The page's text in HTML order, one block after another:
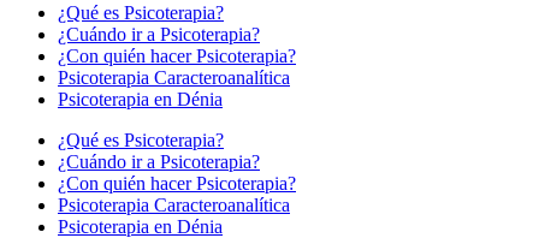
¿Qué es Psicoterapia?
¿Cuándo ir a Psicoterapia?
¿Con quién hacer Psicoterapia?
Psicoterapia Caracteroanalítica
Psicoterapia en Dénia
¿Qué es Psicoterapia?
¿Cuándo ir a Psicoterapia?
¿Con quién hacer Psicoterapia?
Psicoterapia Caracteroanalítica
Psicoterapia en Dénia